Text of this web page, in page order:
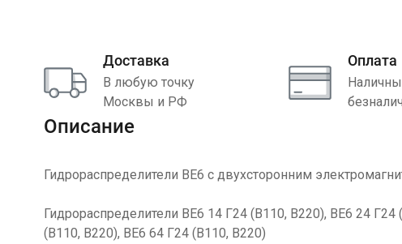
Доставка
В любую точку
Москвы и РФ
Оплата
Описание
Гидрораспределители ВЕ6 с двухсторонним
Гидрораспределители ВЕ6 14 Г24 (В110, В220), ВЕ6 24
(В110, В220), ВЕ6 64 Г24 (В110, В220)